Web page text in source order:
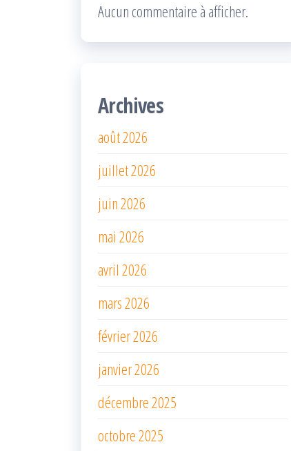
Aucun commentaire à afficher.
Archives
août 2026
juillet 2026
juin 2026
mai 2026
avril 2026
mars 2026
février 2026
janvier 2026
décembre 2025
octobre 2025